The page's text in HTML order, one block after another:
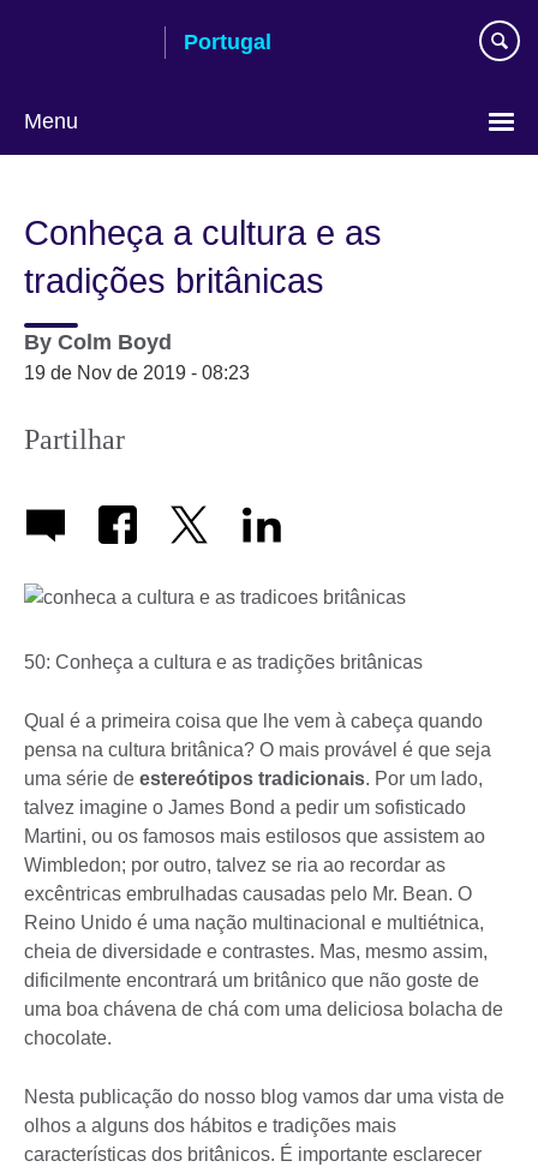
Portugal
Menu
língua
Conheça a cultura e as
tradições britânicas
By Colm Boyd
19 de Nov de 2019 - 08:23
Partilhar
50: Conheça a cultura e as tradições britânicas
Qual é a primeira coisa que lhe vem à cabeça quando
pensa na cultura britânica? O mais provável é que seja
uma série de estereótipos tradicionais. Por um lado,
talvez imagine o James Bond a pedir um sofisticado
Martini, ou os famosos mais estilosos que assistem ao
Wimbledon; por outro, talvez se ria ao recordar as
excêntricas embrulhadas causadas pelo Mr. Bean. O
Reino Unido é uma nação multinacional e multiétnica,
cheia de diversidade e contrastes. Mas, mesmo assim,
dificilmente encontrará um britânico que não goste de
uma boa chávena de chá com uma deliciosa bolacha de
chocolate.
Nesta publicação do nosso blog vamos dar uma vista de
olhos a alguns dos hábitos e tradições mais
características dos britânicos. É importante esclarecer